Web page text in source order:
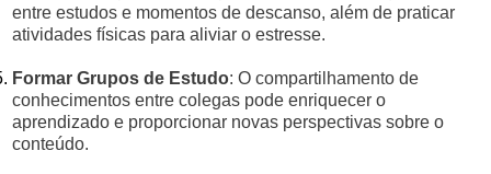
entre estudos e momentos de descanso, além de praticar
atividades físicas para aliviar o estresse.
Formar Grupos de Estudo: O compartilhamento de
conhecimentos entre colegas pode enriquecer o
aprendizado e proporcionar novas perspectivas sobre o
conteúdo.